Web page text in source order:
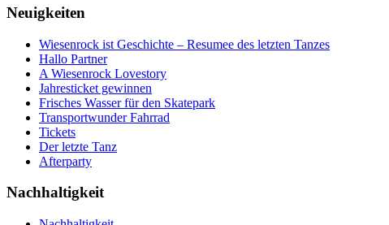
Neuigkeiten
Wiesenrock ist Geschichte – Resumee des letzten Tanzes
Hallo Partner
A Wiesenrock Lovestory
Jahresticket gewinnen
Frisches Wasser für den Skatepark
Transportwunder Fahrrad
Tickets
Der letzte Tanz
Afterparty
Nachhaltigkeit